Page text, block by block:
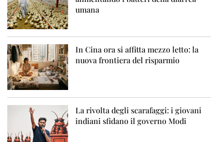
umana
In Cina ora si affitta mezzo letto: la
nuova frontiera del risparmio
La rivolta degli scarafaggi: i giovani
indiani sfidano il governo Modi